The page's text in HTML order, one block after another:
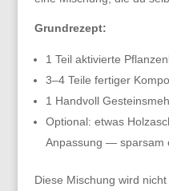
Grundrezept:
1 Teil aktivierte
3–4 Teile fertiger
1 Handvoll
Optional: etwas
Anpassung — sparsam
Diese Mischung wird